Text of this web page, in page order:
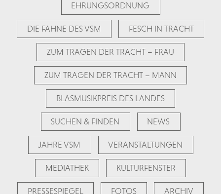
EHRUNGSORDNUNG
DIE FAHNE DES VSM FESCH IN TRACHT
ZUM TRAGEN DER TRACHT – FRAU
ZUM TRAGEN DER TRACHT – MANN
BLASMUSIKPREIS DES LANDES
SUCHEN & FINDEN NEWS
JAHRE VSM VERANSTALTUNGEN
MEDIATHEK KULTURFENSTER
PRESSESPIEGEL FOTOS ARCHIV